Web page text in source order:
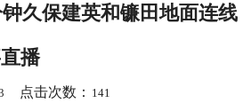
久保建英和镰田地面连线
播
点击次数： 141